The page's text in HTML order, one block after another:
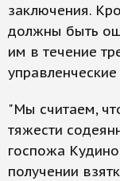
заключения.
должны быть
им в течение
"Мы считаем,
тяжести
госпожа
получении